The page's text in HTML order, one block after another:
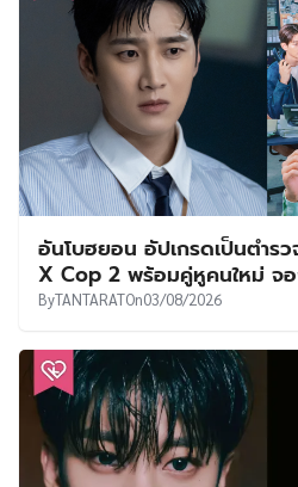
อันโบฮยอน อัปเกรดเป็นตำร
X Cop 2 พร้อมคู่หูคนใหม่ จ
ByTANTARATOn03/08/2026